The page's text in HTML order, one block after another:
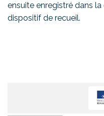
ensuite enregistré dans
dispositif de recueil.